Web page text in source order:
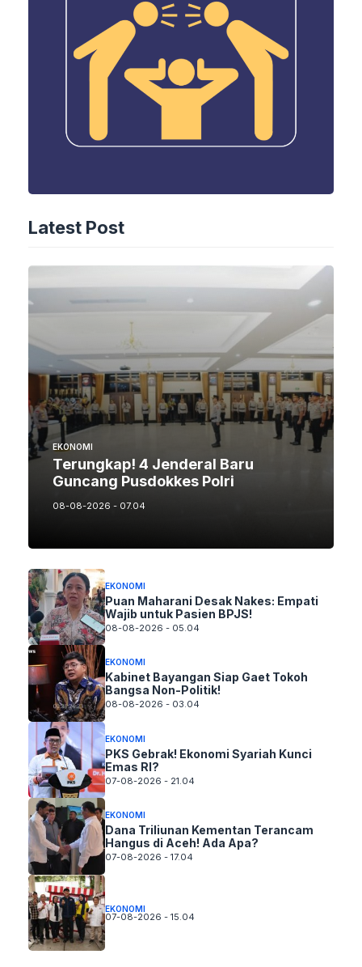
Latest Post
EKONOMI
Terungkap! 4 Jenderal Baru
Guncang Pusdokkes Polri
08-08-2026 - 07.04
EKONOMI
Puan Maharani Desak Nakes: Empati
Wajib untuk Pasien BPJS!
08-08-2026 - 05.04
EKONOMI
Kabinet Bayangan Siap Gaet Tokoh
Bangsa Non-Politik!
08-08-2026 - 03.04
EKONOMI
PKS Gebrak! Ekonomi Syariah Kunci
Emas RI?
07-08-2026 - 21.04
EKONOMI
Dana Triliunan Kementan Terancam
Hangus di Aceh! Ada Apa?
07-08-2026 - 17.04
EKONOMI
07-08-2026 - 15.04